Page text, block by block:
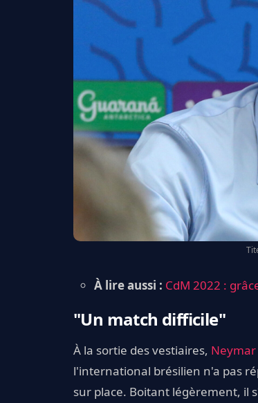
À lire aussi : CdM 2022 :
"Un match difficile"
À la sortie des vestiaires, Neymar
l'international brésilien n'a pas
sur place. Boitant légèrement, il